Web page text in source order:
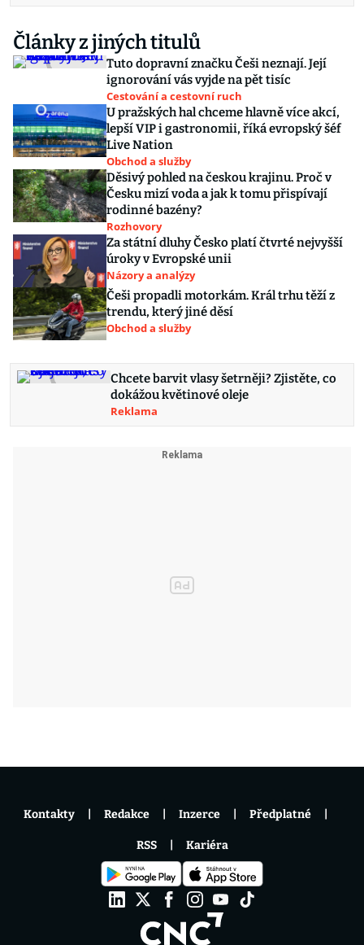
Články z jiných titulů
Tuto dopravní značku Češi neznají. Její
ignorování vás vyjde na pět tisíc
Cestování a cestovní ruch
U pražských hal chceme hlavně více akcí,
lepší VIP i gastronomii, říká evropský šéf
Live Nation
Obchod a služby
Děsivý pohled na českou krajinu. Proč v
Česku mizí voda a jak k tomu přispívají
rodinné bazény?
Rozhovory
Za státní dluhy Česko platí čtvrté nejvyšší
úroky v Evropské unii
Názory a analýzy
Češi propadli motorkám. Král trhu těží z
trendu, který jiné děsí
Obchod a služby
Chcete barvit vlasy šetrněji? Zjistěte, co
dokážou květinové oleje
Reklama
Kontakty Redakce Inzerce Předplatné
RSS Kariéra